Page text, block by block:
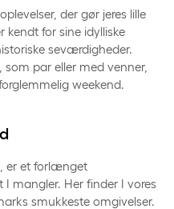
der gør jeres lille
for sine idylliske
seværdigheder.
par eller med venner,
weekend.
er et forlænget
mangler. Her finder I vores
smukkeste omgivelser.